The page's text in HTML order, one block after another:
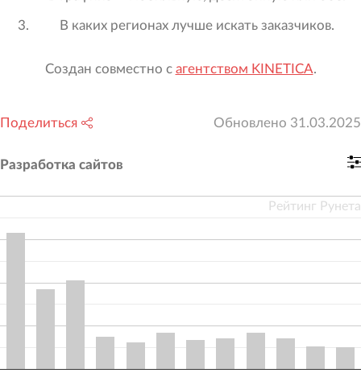
В каких регионах лучше искать заказчиков.
Создан совместно с агентством KINETICA.
Поделиться Обновлено 31.03.2025
Разработка сайтов
Рейтинг Рунета